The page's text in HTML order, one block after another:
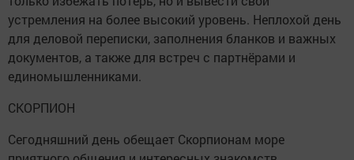
устремления на более высокий уровень. Неплохой день
для деловой переписки, заполнения бланков и важных
документов, а также для встреч с партнёрами и
единомышленниками.
СКОРПИОН
Сегодняшний день обещает Скорпионам море